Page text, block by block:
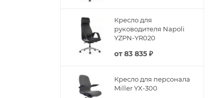
Кресло для
руководителя Napoli
YZPN-YR020
от83 835 ₽
Кресло для персонала
Miller YX-300